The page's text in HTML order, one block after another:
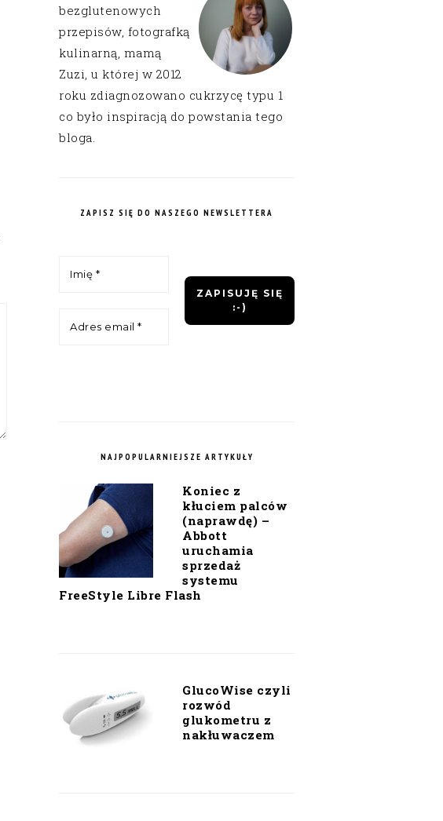
bezglutenowych
przepisów, fotografką
kulinarną, mamą
Zuzi, u której w 2012
roku zdiagnozowano cukrzycę typu 1
co było inspiracją do powstania tego
bloga.
ZAPISZ SIĘ DO NASZEGO NEWSLETTERA
NAJPOPULARNIEJSZE ARTYKUŁY
Koniec z
kłuciem palców
(naprawdę) –
Abbott
uruchamia
sprzedaż
systemu
FreeStyle Libre Flash
GlucoWise czyli
rozwód
glukometru z
nakłuwaczem